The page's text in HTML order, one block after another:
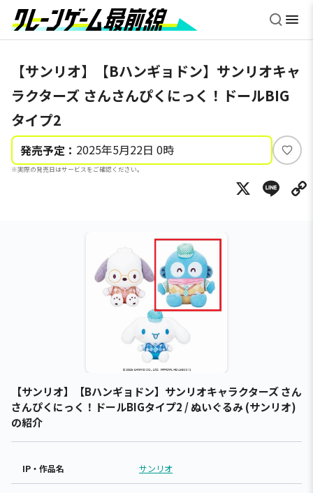
【サンリオ】【Bハンギョドン】サンリオキャ
ラクターズ さんさんぴくにっく！ドールBIG
タイプ2
発売予定： 2025年5月22日 0時
※実際の発売日はサービスをご確認ください。
い
ね
X
【サンリオ】【Bハンギョドン】サンリオキャラクターズ さん
さんぴくにっく！ドールBIGタイプ2 / ぬいぐるみ (サンリオ)
の紹介
IP・作品名 サンリオ